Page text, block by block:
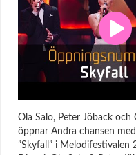
Ola Salo, Peter Jöback och
öppnar Andra chansen
”Skyfall” i Melodifestivalen